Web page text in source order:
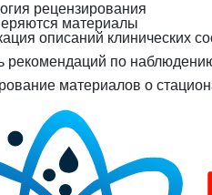
рецензирования
материалы
описаний клинических
рекомендаций по
материалов о